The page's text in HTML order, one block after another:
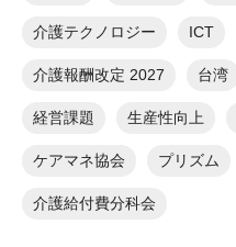
介護テクノロジー ICT
介護報酬改定 2027 台湾
経営課題 生産性向上
ケアマネ協会 プリズム
介護給付費分科会